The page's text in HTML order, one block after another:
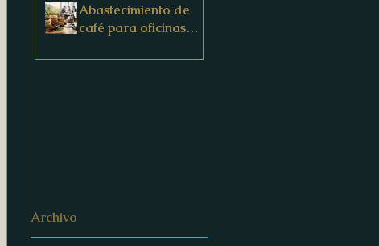
Abastecimiento de
café para oficinas
Archivo